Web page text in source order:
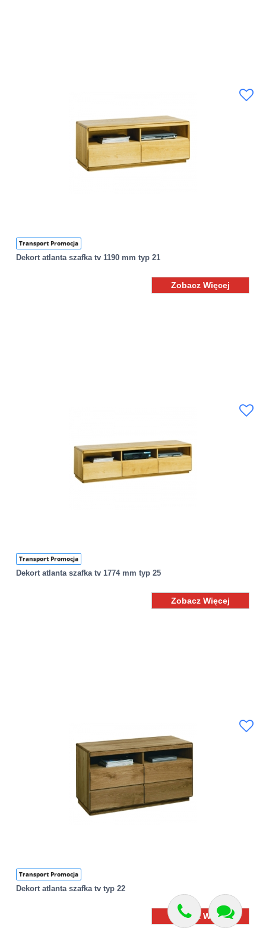
Transport Promocja
Dekort atlanta szafka tv 1190 mm typ 21
Zobacz Więcej
Transport Promocja
Dekort atlanta szafka tv 1774 mm typ 25
Zobacz Więcej
Transport Promocja
Dekort atlanta szafka tv typ 22
Zobacz Więcej